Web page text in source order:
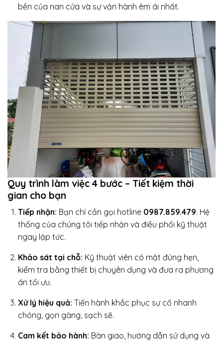
bền của nan cửa và sự vận hành êm ái nhất.
Quy trình làm việc 4 bước – Tiết kiệm thời
gian cho bạn
Tiếp nhận: Bạn chỉ cần gọi hotline 0987.859.479. Hệ
thống của chúng tôi tiếp nhận và điều phối kỹ thuật
ngay lập tức.
Khảo sát tại chỗ: Kỹ thuật viên có mặt đúng hẹn,
kiểm tra bằng thiết bị chuyên dụng và đưa ra phương
án tối ưu.
Xử lý hiệu quả: Tiến hành khắc phục sự cố nhanh
chóng, gọn gàng, sạch sẽ.
Cam kết bảo hành: Bàn giao, hướng dẫn sử dụng và